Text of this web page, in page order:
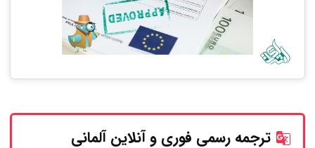
ترجمه رسمی فوری و آنلاینآلمانی